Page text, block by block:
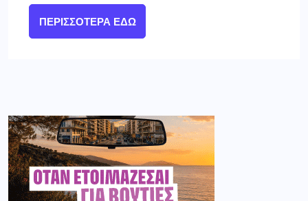
ΠΕΡΙΣΣΌΤΕΡΑ ΕΔΏ